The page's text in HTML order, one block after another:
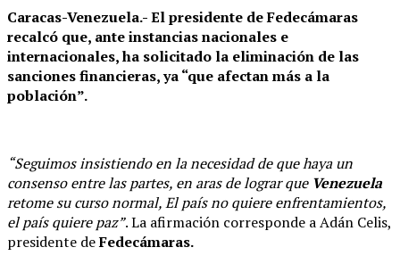
Caracas-Venezuela.- El presidente de Fedecámaras
recalcó que, ante instancias nacionales e
internacionales, ha solicitado la eliminación de las
sanciones financieras, ya “que afectan más a la
población”.
“Seguimos insistiendo en la necesidad de que haya un
consenso entre las partes, en aras de lograr que Venezuela
retome su curso normal, El país no quiere enfrentamientos,
el país quiere paz”. La afirmación corresponde a Adán Celis,
presidente deFedecámaras.